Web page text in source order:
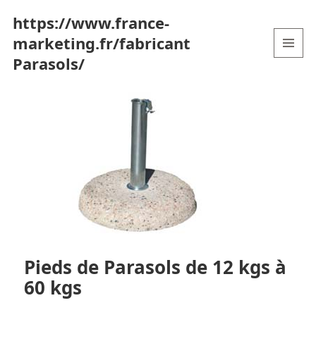
https://www.france-
marketing.fr/fabricant
Parasols/
Pieds de Parasols de 12 kgs à
60 kgs